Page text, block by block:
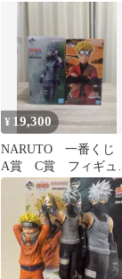
¥ 19,300
NARUTO 一番くじ
A賞 C賞 フィギュ
ア セット